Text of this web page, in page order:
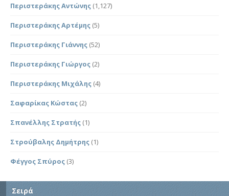
Περιστεράκης Αντώνης (1,127)
Περιστεράκης Αρτέμης (5)
Περιστεράκης Γιάννης (52)
Περιστεράκης Γιώργος (2)
Περιστεράκης Μιχάλης (4)
Σαφαρίκας Κώστας (2)
Σπανέλλης Στρατής (1)
Στρούβαλης Δημήτρης (1)
Φέγγος Σπύρος (3)
Σειρά